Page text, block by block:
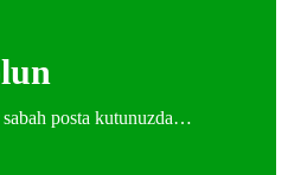
posta kutunuzda…